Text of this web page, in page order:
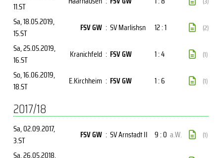
11.ST
Sa, 18.05.2019,
15.ST
FSV GW : SV Marlishsn 12 : 1 (2)
Sa, 25.05.2019,
16.ST
Kranichfeld : FSV GW 1 : 4 (1)
So, 16.06.2019,
18.ST
E.Kirchheim : FSV GW 1 : 6 (1)
2017/18
Sa, 02.09.2017,
3.ST
FSV GW : SV Arnstadt II 9 : 0 a.W. (1)
Sa, 26.05.2018,